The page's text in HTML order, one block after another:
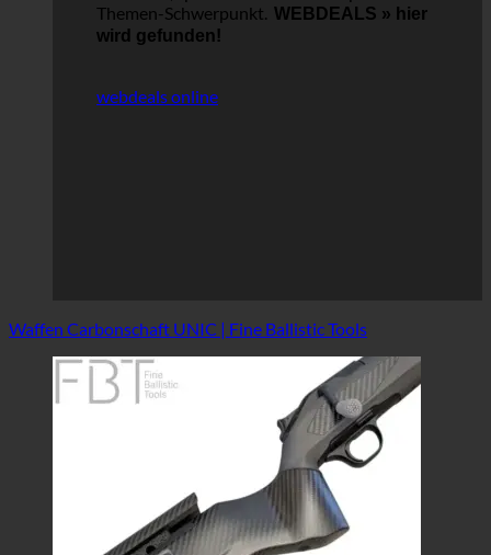
Themen-Schwerpunkt. WEBDEALS » hier
wird gefunden!
webdeals online
Waffen Carbonschaft UNIC | Fine Ballistic Tools